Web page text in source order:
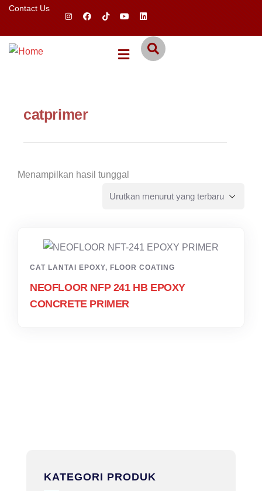
Contact Us
catprimer
Menampilkan hasil tunggal
CAT LANTAI EPOXY, FLOOR COATING
NEOFLOOR NFP 241 HB EPOXY
CONCRETE PRIMER
KATEGORI PRODUK